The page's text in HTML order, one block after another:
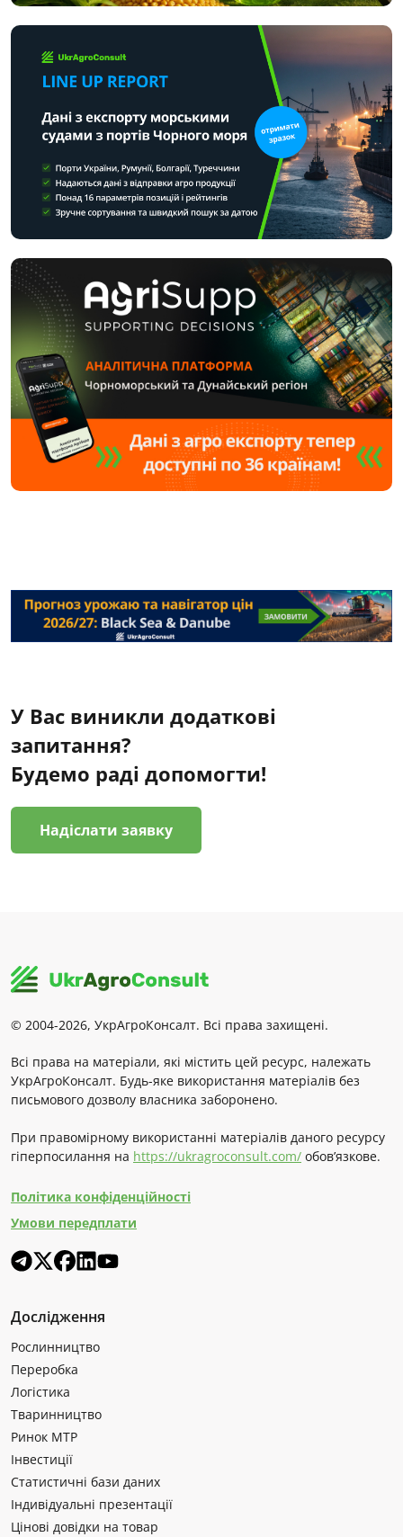
У Вас виникли додаткові
запитання?
Будемо раді допомогти!
Надіслати заявку
© 2004-2026, УкрАгроКонсалт. Всі права захищені.
Всі права на матеріали, які містить цей ресурс, належать
УкрАгроКонсалт. Будь-яке використання матеріалів без
письмового дозволу власника заборонено.
При правомірному використанні матеріалів даного ресурсу
гіперпосилання на https://ukragroconsult.com/ обов’язкове.
Політика конфіденційності
Умови передплати
Дослідження
Рослинництво
Переробка
Логістика
Тваринництво
Ринок МТР
Інвестиції
Статистичні бази даних
Індивідуальні презентації
Цінові довідки на товар